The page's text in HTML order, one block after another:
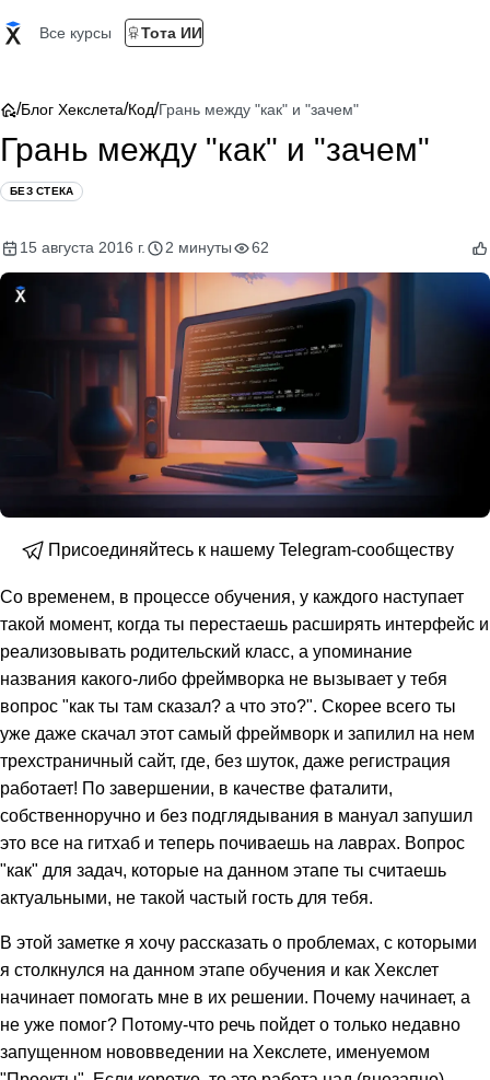
Все курсы Тота ИИ
/Блог Хекслета/Код/Грань между "как" и "зачем"
Грань между "как" и "зачем"
БЕЗ СТЕКА
15 августа 2016 г. 2 минуты 62
Присоединяйтесь к нашему Telegram-сообществу
Со временем, в процессе обучения, у каждого наступает
такой момент, когда ты перестаешь расширять интерфейс и
реализовывать родительский класс, а упоминание
названия какого-либо фреймворка не вызывает у тебя
вопрос "как ты там сказал? а что это?". Скорее всего ты
уже даже скачал этот самый фреймворк и запилил на нем
трехстраничный сайт, где, без шуток, даже регистрация
работает! По завершении, в качестве фаталити,
собственноручно и без подглядывания в мануал запушил
это все на гитхаб и теперь почиваешь на лаврах. Вопрос
"как" для задач, которые на данном этапе ты считаешь
актуальными, не такой частый гость для тебя.
В этой заметке я хочу рассказать о проблемах, с которыми
я столкнулся на данном этапе обучения и как Хекслет
начинает помогать мне в их решении. Почему начинает, а
не уже помог? Потому-что речь пойдет о только недавно
запущенном нововведении на Хекслете, именуемом